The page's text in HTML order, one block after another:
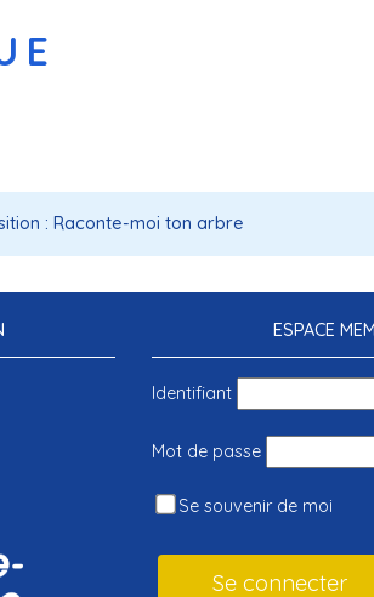
: Raconte-moi ton arbre
ESPACE
Identifiant
Mot de passe
Se souvenir de moi